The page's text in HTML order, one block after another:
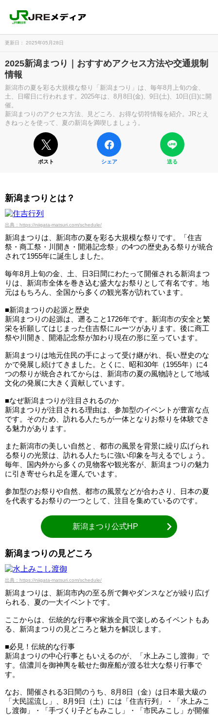
更新日： 2025年05月28日
2025新潟まつり｜おすすめアクセス方法や交通規制
情報
新潟市の夏を彩る大規模な祭り「新潟まつり」は、毎年8月上旬の金、
土、日曜日に行われます。2025年は、8月8日(金)、9日(土)、10日(日)に開
催。
新潟まつりのアクセス方法、見どころ、お得な切符情報を紹介。JRとえ
きねっとを使って、夏の新潟を満喫しましょう。
ポスト シェア 送る
新潟まつりとは？
出典：https://niigata-matsuri.com/schedule/
新潟まつりは、新潟市の夏を彩る大規模な祭りです。「住吉
祭・商工祭・川開き・開港記念祭」の4つの歴史ある祭りが統合
されて1955年に誕生しました。
毎年8月上旬の金、土、日3日間にわたって開催される新潟まつ
りは、新潟市全体を巻き込む盛大なお祭りとして有名です。地
元はもちろん、全国から多くの観光客が訪れています。
■新潟まつりの起源と歴史
新潟まつりの起源は、遡ること1726年です。新潟市の安全と繁
栄を祈願してはじまった住吉祭にルーツがあります。後に商工
祭や川開き、開港記念祭が加わり現在の形に至っています。
新潟まつりは地元住民の手によって受け継がれ、長い歴史のな
かで発展し続けてきました。とくに、昭和30年（1955年）に4
つの祭りが統合されてからは、新潟市の夏の風物詩として地域
文化の発展に大きく貢献しています。
■なぜ新潟まつりが注目されるのか
新潟まつりが注目される理由は、参加型のイベントが豊富な点
です。そのため、訪れる人たちが一体となりお祭りを体験でき
る魅力があります。
また新潟市の美しい自然と、都市の風景を背景に繰り広げられ
る祭りの光景は、訪れる人たちに強い印象を与えるでしょう。
毎年、国内外から多くの見物客や観光客が、新潟まつりの魅力
に引き寄せられ足を運んでいます。
参加型のお祭りや自然、都市の風景などが合わさり、日本の夏
を代表するお祭りの一つとして、注目を集めているのです。
新潟まつり公式HP
新潟まつりの見どころ
出典：https://niigata-matsuri.com/schedule/
新潟まつりは、新潟市内の至る所で舞やダンスなどが繰り広げ
られる、夏の一大イベントです。
ここからは、伝統的な行事や家族全員で楽しめるイベントもあ
る、新潟まつりの見どころと魅力を解説します。
■必見！伝統的な行事
新潟まつりの中心行事ともいえるのが、「水上みこし渡御」で
す。信濃川を御神輿を載せた御座船が渡る壮大な祭り行事で
す。
なお、開催される3日間のうち、8月8日（金）は日本最大級の
「大民謡流し」、8月9日（土）には「住吉行列」・「水上みこ
し渡御」・「手づくり子どもみこし」・「市民みこし」が開催